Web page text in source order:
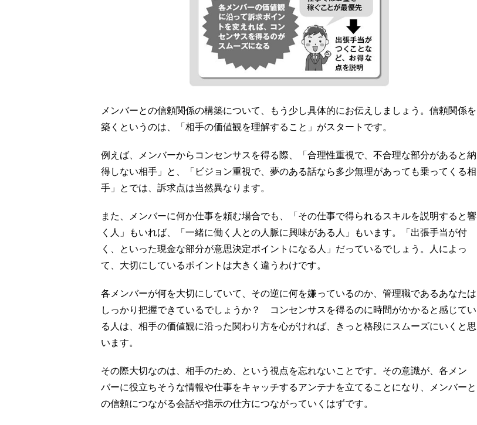
メンバーとの信頼関係の構築について、もう少し具体的にお伝えしましょう。信頼関係を
築くというのは、「相手の価値観を理解すること」がスタートです。
例えば、メンバーからコンセンサスを得る際、「合理性重視で、不合理な部分があると納
得しない相手」と、「ビジョン重視で、夢のある話なら多少無理があっても乗ってくる相
手」とでは、訴求点は当然異なります。
また、メンバーに何か仕事を頼む場合でも、「その仕事で得られるスキルを説明すると響
く人」もいれば、「一緒に働く人との人脈に興味がある人」もいます。「出張手当が付
く、といった現金な部分が意思決定ポイントになる人」だっているでしょう。人によっ
て、大切にしているポイントは大きく違うわけです。
各メンバーが何を大切にしていて、その逆に何を嫌っているのか、管理職であるあなたは
しっかり把握できているでしょうか？ コンセンサスを得るのに時間がかかると感じてい
る人は、相手の価値観に沿った関わり方を心がければ、きっと格段にスムーズにいくと思
います。
その際大切なのは、相手のため、という視点を忘れないことです。その意識が、各メン
バーに役立ちそうな情報や仕事をキャッチするアンテナを立てることになり、メンバーと
の信頼につながる会話や指示の仕方につながっていくはずです。